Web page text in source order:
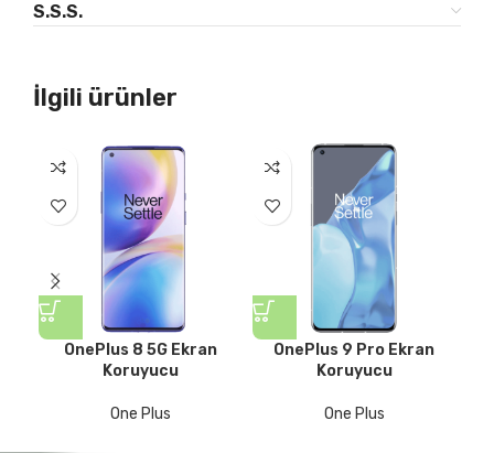
S.S.S.
İlgili ürünler
OnePlus 8 5G Ekran
Koruyucu
One Plus
OnePlus 9 Pro Ekran
Koruyucu
One Plus